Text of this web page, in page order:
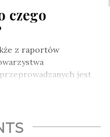
czego
z raportów
jest